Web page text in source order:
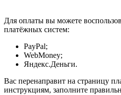
Для оплаты вы можете
платёжных систем:
PayPal;
WebMoney;
Яндекс.Деньги.
Вас перенаправит на страницу
инструкциям, заполните